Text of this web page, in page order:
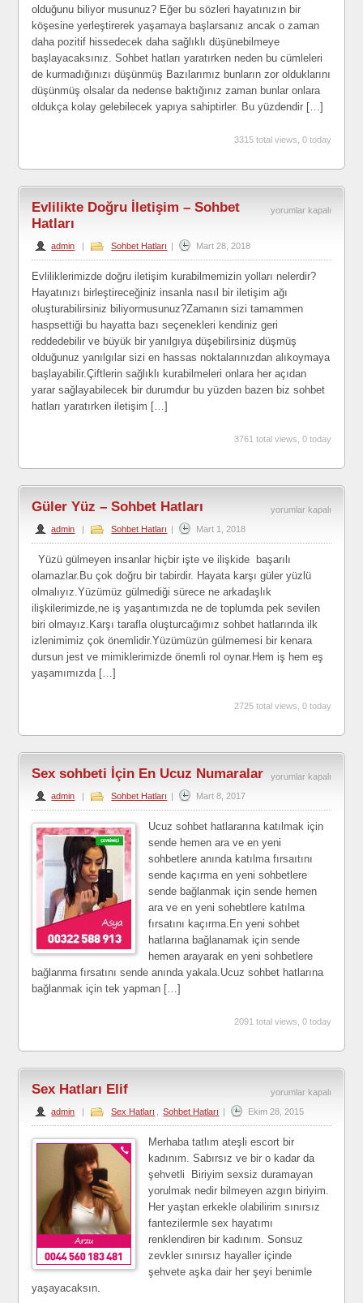
Sohbet
Hatları
olduğunu biliyor musunuz? Eğer bu sözleri hayatınızın bir
köşesine yerleştirerek yaşamaya başlarsanız ancak o zaman
daha pozitif hissedecek daha sağlıklı düşünebilmeye
başlayacaksınız. Sohbet hatları yaratırken neden bu cümleleri
de kurmadığınızı düşünmüş Bazılarımız bunların zor olduklarını
düşünmüş olsalar da nedense baktığınız zaman bunlar onlara
oldukça kolay gelebilecek yapıya sahiptirler. Bu yüzdendir […]
3315 total views, 0 today
Evlilikte
–
Sohbet
Hatları
için
yorumlar kapalı
Evlilikte Doğru İletişim – Sohbet
Hatları
admin | Sohbet Hatları | Mart 28, 2018
Evliliklerimizde doğru iletişim kurabilmemizin yolları nelerdir?
Hayatınızı birleştireceğiniz insanla nasıl bir iletişim ağı
oluşturabilirsiniz biliyormusunuz?Zamanın sizi tamammen
haspsettiği bu hayatta bazı seçenekleri kendiniz geri
reddedebilir ve büyük bir yanılgıya düşebilirsiniz düşmüş
olduğunuz yanılgılar sizi en hassas noktalarınızdan alıkoymaya
başlayabilir.Çiftlerin sağlıklı kurabilmeleri onlara her açıdan
yarar sağlayabilecek bir durumdur bu yüzden bazen biz sohbet
hatları yaratırken iletişim […]
3761 total views, 0 today
Güler
Sohbet
Hatları
için
yorumlar kapalı
Güler Yüz – Sohbet Hatları
admin | Sohbet Hatları | Mart 1, 2018
Yüzü gülmeyen insanlar hiçbir işte ve ilişkide başarılı
olamazlar.Bu çok doğru bir tabirdir. Hayata karşı güler yüzlü
olmalıyız.Yüzümüz gülmediği sürece ne arkadaşlık
ilişkilerimizde,ne iş yaşantımızda ne de toplumda pek sevilen
biri olmayız.Karşı tarafla oluşturcağımız sohbet hatlarında ilk
izlenimimiz çok önemlidir.Yüzümüzün gülmemesi bir kenara
dursun jest ve mimiklerimizde önemli rol oynar.Hem iş hem eş
yaşamımızda […]
2725 total views, 0 today
Sex
En
Ucuz
Numaralar
için
yorumlar kapalı
Sex sohbeti İçin En Ucuz Numaralar
admin | Sohbet Hatları | Mart 8, 2017
Ucuz sohbet hatlararına katılmak için
sende hemen ara ve en yeni
sohbetlere anında katılma fırsaıtını
sende kaçırma en yeni sohbetlere
sende bağlanmak için sende hemen
ara ve en yeni sohebtlere katılma
fırsatını kaçırma.En yeni sohbet
hatlarına bağlanamak için sende
hemen arayarak en yeni sohbetlere
bağlanma fırsatını sende anında yakala.Ucuz sohbet hatlarına
bağlanmak için tek yapman […]
2091 total views, 0 today
Sex
Hatları
için
yorumlar kapalı
Sex Hatları Elif
admin | Sex Hatları Sohbet Hatları | Ekim 28, 2015
Merhaba tatlım ateşli escort bir
kadınım. Sabırsız ve bir o kadar da
şehvetli Biriyim sexsiz duramayan
yorulmak nedir bilmeyen azgın biriyim.
Her yaştan erkekle olabilirim sınırsız
fantezilermle sex hayatımı
renklendiren bir kadınım. Sonsuz
zevkler sınırsız hayaller içinde
şehvete aşka dair her şeyi benimle
yaşayacaksın.